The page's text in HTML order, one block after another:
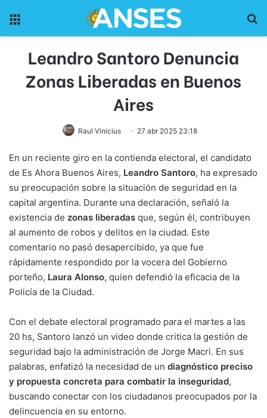
Leandro Santoro Denuncia
Zonas Liberadas en Buenos
Aires
Raul Vinicius 27 abr 2025 23:18
En un reciente giro en la contienda electoral, el candidato
de Es Ahora Buenos Aires, Leandro Santoro, ha expresado
su preocupación sobre la situación de seguridad en la
capital argentina. Durante una declaración, señaló la
existencia de zonas liberadas que, según él, contribuyen
al aumento de robos y delitos en la ciudad. Este
comentario no pasó desapercibido, ya que fue
rápidamente respondido por la vocera del Gobierno
porteño, Laura Alonso, quien defendió la eficacia de la
Policía de la Ciudad.
Con el debate electoral programado para el martes a las
20 hs, Santoro lanzó un video donde critica la gestión de
seguridad bajo la administración de Jorge Macri. En sus
palabras, enfatizó la necesidad de un diagnóstico preciso
y propuesta concreta para combatir la inseguridad,
buscando conectar con los ciudadanos preocupados por la
delincuencia en su entorno.